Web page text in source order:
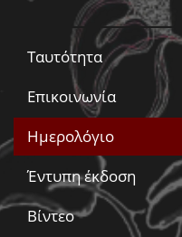
Ταυτότητα
Επικοινωνία
Ημερολόγιο
Έντυπη έκδοση
Βίντεο